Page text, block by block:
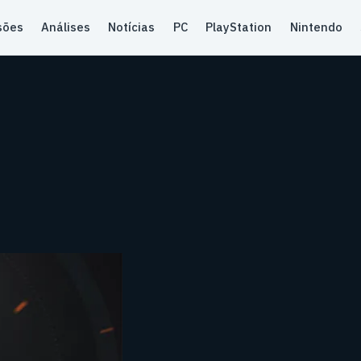
Análises Notícias PC PlayStation Nintendo